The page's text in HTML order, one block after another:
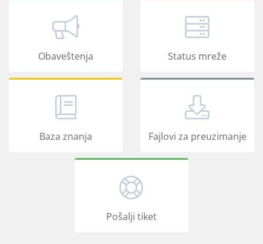
Obaveštenja Status mreže
Baza znanja Fajlovi za preuzimanje
Pošalji tiket